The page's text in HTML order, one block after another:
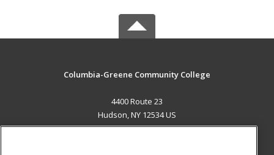
Columbia-Greene Community College
4400 Route 23
Hudson, NY 12534 US